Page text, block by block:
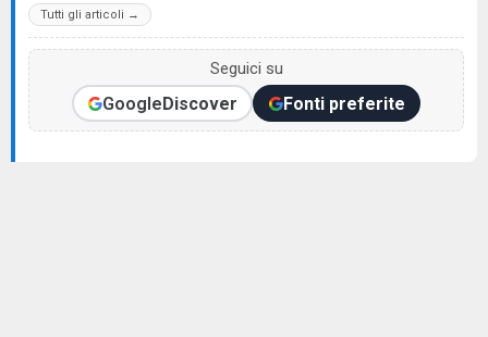
Tutti gli articoli →
Seguici su
GoogleDiscover Fonti preferite